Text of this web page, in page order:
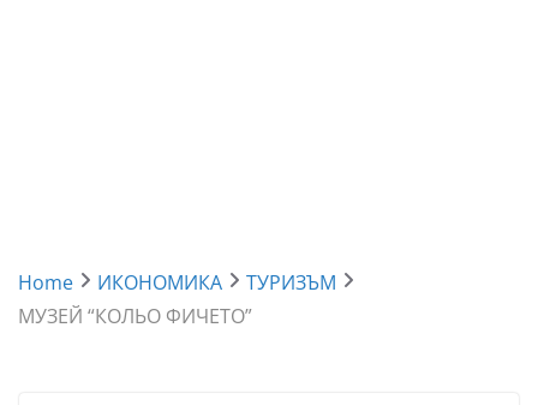
Home ИКОНОМИКА
ТУРИЗЪМ
МУЗЕЙ “КОЛЬО ФИЧЕТО”